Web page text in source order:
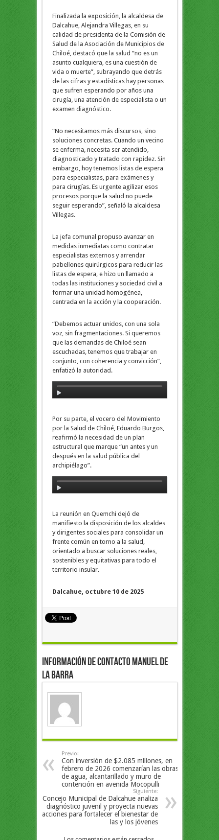
Finalizada la exposición, la alcaldesa de
Dalcahue, Alejandra Villegas, en su
calidad de presidenta de la Comisión de
Salud de la Asociación de Municipios de
Chiloé, destacó que la salud “no es un
asunto cualquiera, es una cuestión de
vida o muerte”, subrayando que detrás
de las cifras y estadísticas hay personas
que sufren esperando por años una
cirugía, una atención de especialista o un
examen diagnóstico.
“No necesitamos más discursos, sino
soluciones concretas. Cuando un vecino
se enferma, necesita ser atendido,
diagnosticado y tratado con rapidez. Sin
embargo, hoy tenemos listas de espera
para especialistas, para exámenes y
para cirugías. Es urgente agilizar esos
procesos porque la salud no puede
seguir esperando”, señaló la alcaldesa
Villegas.
La jefa comunal propuso avanzar en
medidas inmediatas como contratar
especialistas externos y arrendar
pabellones quirúrgicos para reducir las
listas de espera, e hizo un llamado a
todas las instituciones y sociedad civil a
formar una unidad homogénea,
centrada en la acción y la cooperación.
“Debemos actuar unidos, con una sola
voz, sin fragmentaciones. Si queremos
que las demandas de Chiloé sean
escuchadas, tenemos que trabajar en
conjunto, con coherencia y convicción”,
enfatizó la autoridad.
Por su parte, el vocero del Movimiento
por la Salud de Chiloé, Eduardo Burgos,
reafirmó la necesidad de un plan
estructural que marque “un antes y un
después en la salud pública del
archipiélago”.
La reunión en Quemchi dejó de
manifiesto la disposición de los alcaldes
y dirigentes sociales para consolidar un
frente común en torno a la salud,
orientado a buscar soluciones reales,
sostenibles y equitativas para todo el
territorio insular.
Dalcahue, octubre 10 de 2025
Información de Contacto Manuel de
la Barra
Previo:
Con inversión de $2.085 millones, en
febrero de 2026 comenzarían las obras
de agua, alcantarillado y muro de
contención en avenida Mocopulli
Siguiente:
Concejo Municipal de Dalcahue analiza
diagnóstico juvenil y proyecta nuevas
acciones para fortalecer el bienestar de
las y los jóvenes